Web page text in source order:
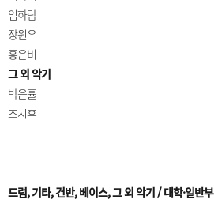
임하람
장원우
홍은비
그 외 악기
박은휼
조시후
드럼, 기타, 건반, 베이스, 그 외 악기 / 대학·일반부